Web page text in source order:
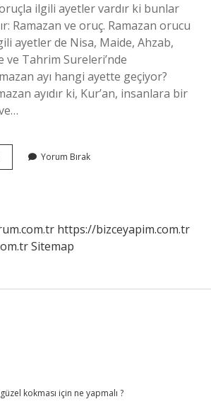
oruçla ilgili ayetler vardır ki bunlar
Ramazan ve oruç. Ramazan orucu
ayetler de Nisa, Maide, Ahzab,
ve Tahrim Sureleri’nde
ayı hangi ayette geçiyor?
ayıdır ki, Kur’an, insanlara bir
Ramazan Yorum Bırak
https://bizceyapim.com.tr
Sitemap
kokması için ne yapmalı ?